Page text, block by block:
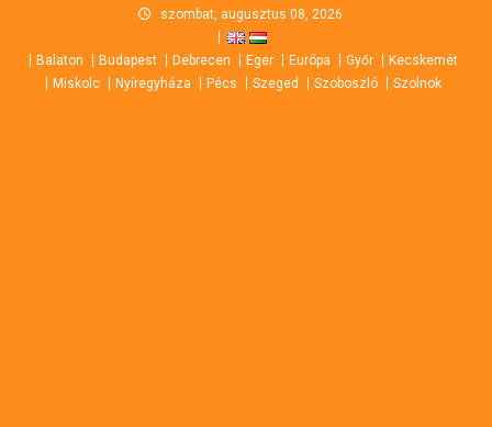
content
szombat, augusztus 08, 2026
Balaton Budapest Debrecen Eger Európa Győr
Kecskemét
Miskolc
Nyíregyháza Pécs Szeged Szoboszló Szolnok